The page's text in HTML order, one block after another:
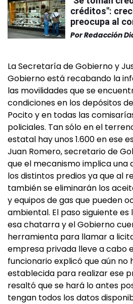
créditos":
preocupa al
PorRedacción
La Secretaría de Gobierno y
Gobierno está recabando la
las movilidades que se
condiciones en los depósitos
Pocito y en todas las
policiales. Tan sólo en el
estatal hay unos 1.600 en ese
Juan Romero, secretario de
que el mecanismo implica una
los distintos predios ya que al
también se eliminarán los
y equipos de gas que pueden
ambiental. El paso siguiente
esa chatarra y el Gobierno
herramienta para llamar a
empresa privada lleve a cabo
funcionario explicó que aún no
establecida para realizar ese
resaltó que se hará lo antes
tengan todos los datos